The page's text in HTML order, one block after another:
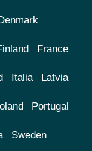
Denmark
France
Italia Latvia
Portugal
Sweden